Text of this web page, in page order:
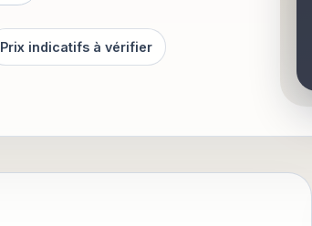
Prix indicatifs à vérifier